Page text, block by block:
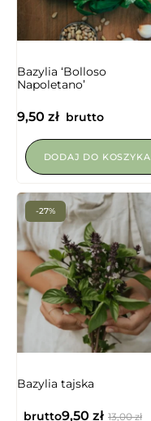
Bazylia ‘Bolloso
Napoletano’
9,50 zł brutto
DODAJ DO KOSZYKA
-27%
Bazylia tajska
13,00zł
9,50 zł
brutto